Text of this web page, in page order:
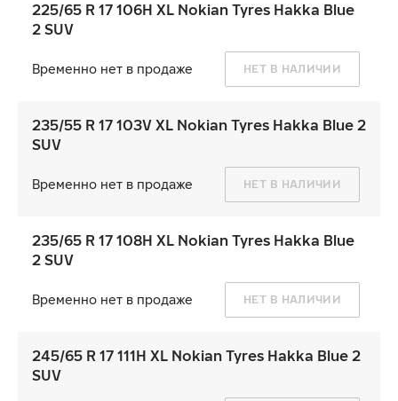
225/65 R 17 106H XL Nokian Tyres Hakka Blue
2 SUV
Временно нет в продаже НЕТ В НАЛИЧИИ
235/55 R 17 103V XL Nokian Tyres Hakka Blue 2
SUV
Временно нет в продаже НЕТ В НАЛИЧИИ
235/65 R 17 108H XL Nokian Tyres Hakka Blue
2 SUV
Временно нет в продаже НЕТ В НАЛИЧИИ
245/65 R 17 111H XL Nokian Tyres Hakka Blue 2
SUV